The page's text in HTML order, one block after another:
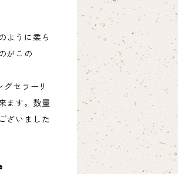
ように柔ら
がこの
セラーリ
ます。数量
ざいました